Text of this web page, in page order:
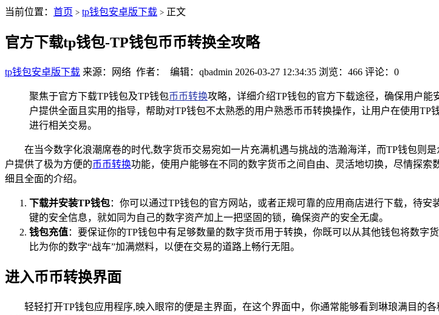
当前位置： 首页 > tp钱包安卓版下载 > 正文
官方下载tp钱包-TP钱包币币转换全攻略
tp钱包安卓版下载 来源：网络 作者： 编辑：qbadmin 2026-03-27 12:34:35 浏览：466 评论：0
聚焦于官方下载TP钱包及TP钱包币币转换攻略，详细介绍TP钱包的官方下载途径，确保用户
户提供全面且实用的指导，帮助对TP钱包不太熟悉的用户熟悉币币转换操作，让用户在使用
进行相关交易。
在当今数字化浪潮席卷的时代,数字货币交易宛如一片充满机遇与挑战的浩瀚海洋，而TP钱包则
户提供了极为方便的币币转换功能，使用户能够在不同的数字货币之间自由、灵活地切换，尽情探
细且全面的介绍。
下载并安装TP钱包：你可以通过TP钱包的官方网站，或者正规可靠的应用商店进行下载，待
键的安全信息，就如同为自己的数字资产加上一把坚固的锁，确保资产的安全无虞。
钱包充值：要保证你的TP钱包中有足够数量的数字货币用于转换，你既可以从其他钱包将数
比为你的数字“战车”加满燃料，以便在交易的道路上畅行无阻。
进入币币转换界面
轻轻打开TP钱包应用程序,映入眼帘的便是主界面，在这个界面中，你通常能够看到琳琅满目的